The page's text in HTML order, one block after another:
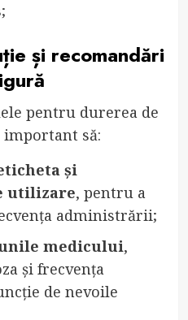
și recomandări
pentru durerea de
important să:
și
utilizare, pentru a
administrării;
medicului,
și frecvența
de nevoile